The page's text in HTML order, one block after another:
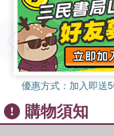
優惠方式： 加入即送
購物須知